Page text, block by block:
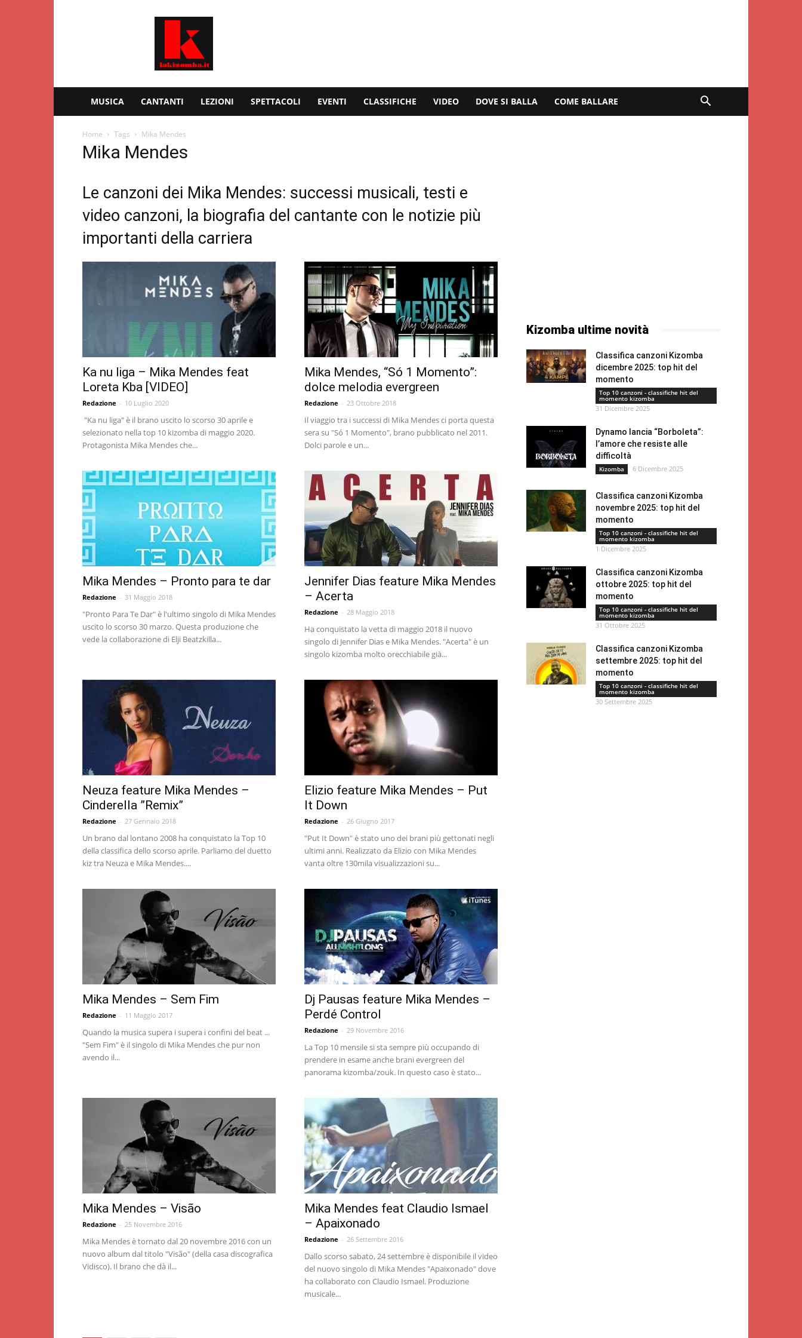
MUSICA CANTANTI LEZIONI SPETTACOLI EVENTI CLASSIFICHE VIDEO DOVE SI BALLA COME BALLARE
Home Tags Mika Mendes
Mika Mendes
Le canzoni dei Mika Mendes: successi musicali, testi e
video canzoni, la biografia del cantante con le notizie più
importanti della carriera
Ka nu liga – Mika Mendes feat
Loreta Kba [VIDEO]
Redazione - 10 Luglio 2020
"Ka nu liga" è il brano uscito lo scorso 30 aprile e
selezionato nella top 10 kizomba di maggio 2020.
Protagonista Mika Mendes che...
Mika Mendes, “Só 1 Momento”:
dolce melodia evergreen
Redazione - 23 Ottobre 2018
Il viaggio tra i successi di Mika Mendes ci porta questa
sera su "Só 1 Momento", brano pubblicato nel 2011.
Dolci parole e un...
Mika Mendes – Pronto para te dar
Redazione - 31 Maggio 2018
"Pronto Para Te Dar" è l'ultimo singolo di Mika Mendes
uscito lo scorso 30 marzo. Questa produzione che
vede la collaborazione di Elji Beatzkilla...
Jennifer Dias feature Mika Mendes
– Acerta
Redazione - 28 Maggio 2018
Ha conquistato la vetta di maggio 2018 il nuovo
singolo di Jennifer Dias e Mika Mendes. "Acerta" è un
singolo kizomba molto orecchiabile già...
Neuza feature Mika Mendes –
Cinderella ”Remix”
Redazione - 27 Gennaio 2018
Un brano dal lontano 2008 ha conquistato la Top 10
della classifica dello scorso aprile. Parliamo del duetto
kiz tra Neuza e Mika Mendes....
Elizio feature Mika Mendes – Put
It Down
Redazione - 26 Giugno 2017
"Put It Down" è stato uno dei brani più gettonati negli
ultimi anni. Realizzato da Elizio con Mika Mendes
vanta oltre 130mila visualizzazioni su...
Mika Mendes – Sem Fim
Redazione - 11 Maggio 2017
Quando la musica supera i supera i confini del beat ...
"Sem Fim" è il singolo di Mika Mendes che pur non
avendo il...
Dj Pausas feature Mika Mendes –
Perdé Control
Redazione - 29 Novembre 2016
La Top 10 mensile si sta sempre più occupando di
prendere in esame anche brani evergreen del
panorama kizomba/zouk. In questo caso è stato...
Mika Mendes – Visão
Redazione - 25 Novembre 2016
Mika Mendes è tornato dal 20 novembre 2016 con un
nuovo album dal titolo "Visão" (della casa discografica
Vidisco). Il brano che dà il...
Mika Mendes feat Claudio Ismael
– Apaixonado
Redazione - 26 Settembre 2016
Dallo scorso sabato, 24 settembre è disponibile il video
del nuovo singolo di Mika Mendes "Apaixonado" dove
ha collaborato con Claudio Ismael. Produzione
musicale...
Kizomba ultime novità
Classifica canzoni Kizomba
dicembre 2025: top hit del
momento
Top 10 canzoni - classifiche hit del
momento kizomba
31 Dicembre 2025
Dynamo lancia “Borboleta”:
l’amore che resiste alle
difficoltà
Kizomba 6 Dicembre 2025
Classifica canzoni Kizomba
novembre 2025: top hit del
momento
Top 10 canzoni - classifiche hit del
momento kizomba
1 Dicembre 2025
Classifica canzoni Kizomba
ottobre 2025: top hit del
momento
Top 10 canzoni - classifiche hit del
momento kizomba
31 Ottobre 2025
Classifica canzoni Kizomba
settembre 2025: top hit del
momento
Top 10 canzoni - classifiche hit del
momento kizomba
30 Settembre 2025